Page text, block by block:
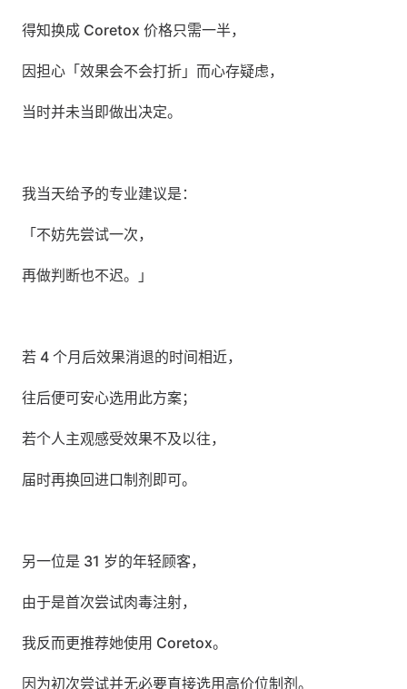
得知换成 Coretox 价格只需一半，
因担心「效果会不会打折」而心存疑虑，
当时并未当即做出决定。
我当天给予的专业建议是：
「不妨先尝试一次，
再做判断也不迟。」
若 4 个月后效果消退的时间相近，
往后便可安心选用此方案；
若个人主观感受效果不及以往，
届时再换回进口制剂即可。
另一位是 31 岁的年轻顾客，
由于是首次尝试肉毒注射，
我反而更推荐她使用 Coretox。
因为初次尝试并无必要直接选用高价位制剂。